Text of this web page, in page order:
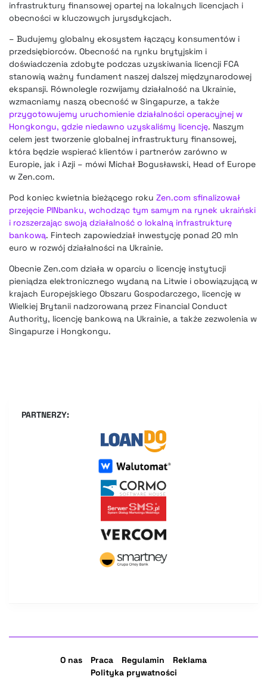
infrastruktury finansowej opartej na lokalnych licencjach i
obecności w kluczowych jurysdykcjach.
– Budujemy globalny ekosystem łączący konsumentów i
przedsiębiorców. Obecność na rynku brytyjskim i
doświadczenia zdobyte podczas uzyskiwania licencji FCA
stanowią ważny fundament naszej dalszej międzynarodowej
ekspansji. Równolegle rozwijamy działalność na Ukrainie,
wzmacniamy naszą obecność w Singapurze, a także
przygotowujemy uruchomienie działalności operacyjnej w
Hongkongu, gdzie niedawno uzyskaliśmy licencję. Naszym
celem jest tworzenie globalnej infrastruktury finansowej,
która będzie wspierać klientów i partnerów zarówno w
Europie, jak i Azji – mówi Michał Bogusławski, Head of Europe
w Zen.com.
Pod koniec kwietnia bieżącego roku Zen.com sfinalizował
przejęcie PINbanku, wchodząc tym samym na rynek ukraiński
i rozszerzając swoją działalność o lokalną infrastrukturę
bankową. Fintech zapowiedział inwestycję ponad 20 mln
euro w rozwój działalności na Ukrainie.
Obecnie Zen.com działa w oparciu o licencję instytucji
pieniądza elektronicznego wydaną na Litwie i obowiązującą w
krajach Europejskiego Obszaru Gospodarczego, licencję w
Wielkiej Brytanii nadzorowaną przez Financial Conduct
Authority, licencję bankową na Ukrainie, a także zezwolenia w
Singapurze i Hongkongu.
PARTNERZY:
O nas Praca Regulamin
Reklama
Polityka prywatności